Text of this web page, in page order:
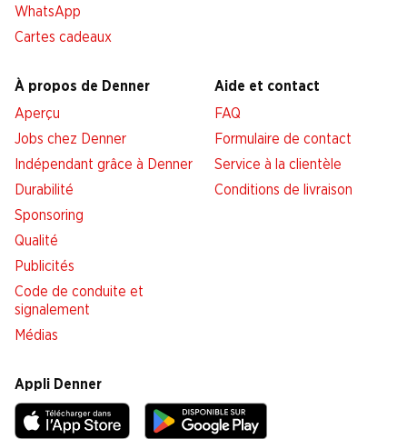
WhatsApp
Cartes cadeaux
À propos de Denner
Aperçu
Jobs chez Denner
Indépendant grâce à Denner
Durabilité
Sponsoring
Qualité
Publicités
Code de conduite et
signalement
Médias
Aide et contact
FAQ
Formulaire de contact
Service à la clientèle
Conditions de livraison
Appli Denner